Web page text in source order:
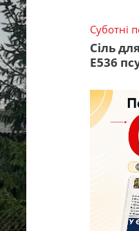
Суботні
Сіль
Е536